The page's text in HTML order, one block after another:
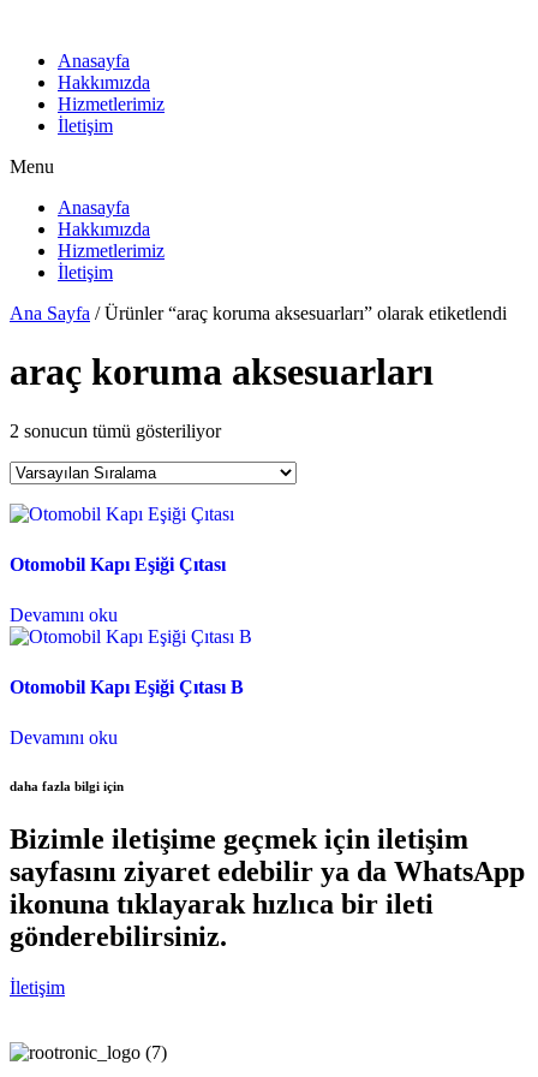
Anasayfa
Hakkımızda
Hizmetlerimiz
İletişim
Menu
Anasayfa
Hakkımızda
Hizmetlerimiz
İletişim
Ana Sayfa / Ürünler “araç koruma aksesuarları” olarak etiketlendi
araç koruma aksesuarları
2 sonucun tümü gösteriliyor
Otomobil Kapı Eşiği Çıtası
Devamını oku
Otomobil Kapı Eşiği Çıtası B
Devamını oku
daha fazla bilgi için
Bizimle iletişime geçmek için iletişim
sayfasını ziyaret edebilir ya da WhatsApp
ikonuna tıklayarak hızlıca bir ileti
gönderebilirsiniz.
İletişim